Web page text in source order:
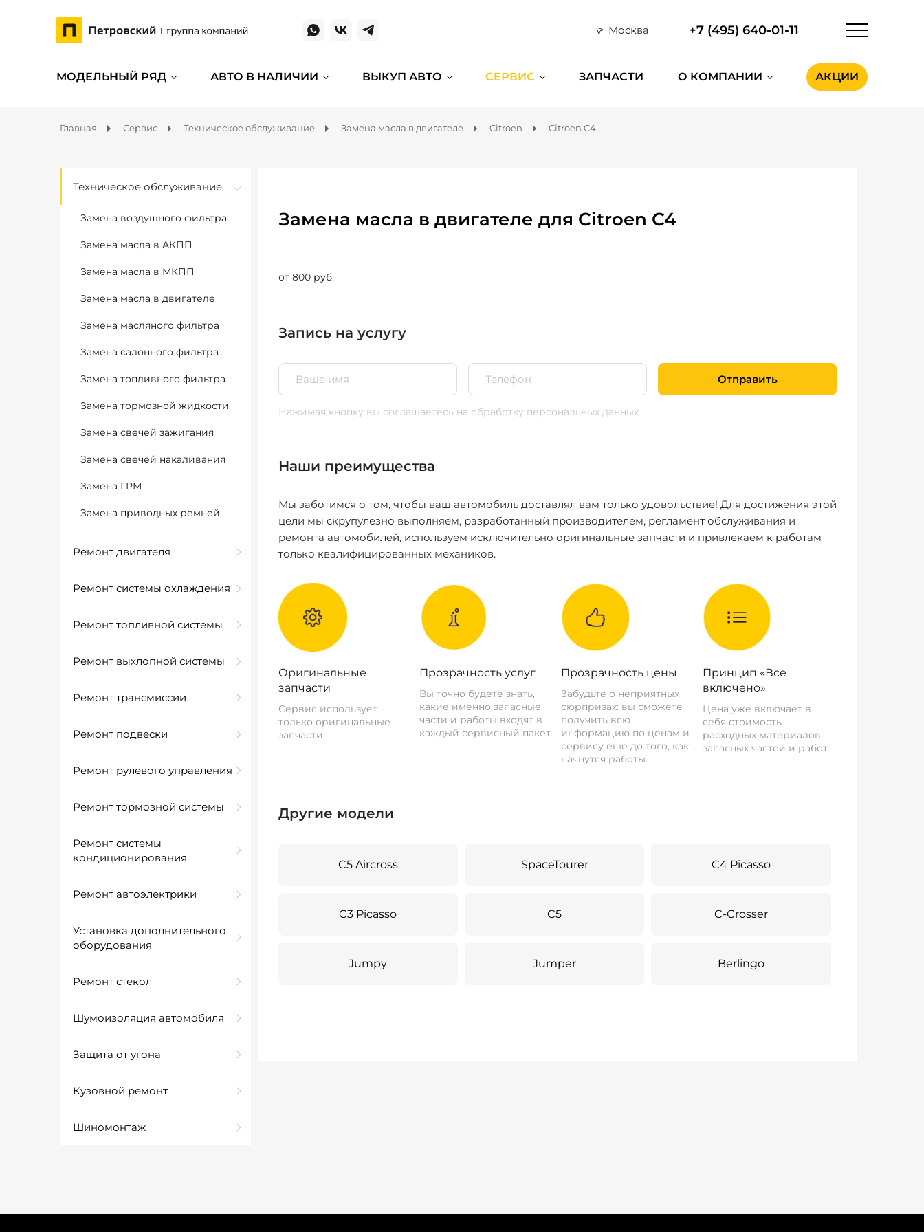
Москва +7 (495) 640-01-11
МОДЕЛЬНЫЙ РЯД АВТО В НАЛИЧИИ ВЫКУП АВТО СЕРВИС ЗАПЧАСТИ О КОМПАНИИ АКЦИИ
Главная Сервис Техническое обслуживание Замена масла в двигателе Citroen Citroen C4
Техническое обслуживание
Замена воздушного фильтра
Замена масла в АКПП
Замена масла в МКПП
Замена масла в двигателе
Замена масляного фильтра
Замена салонного фильтра
Замена топливного фильтра
Замена тормозной жидкости
Замена свечей зажигания
Замена свечей накаливания
Замена ГРМ
Замена приводных ремней
Ремонт двигателя
Ремонт системы охлаждения
Ремонт топливной системы
Ремонт выхлопной системы
Ремонт трансмиссии
Ремонт подвески
Ремонт рулевого управления
Ремонт тормозной системы
Ремонт системы
кондиционирования
Ремонт автоэлектрики
Установка дополнительного
оборудования
Ремонт стекол
Шумоизоляция автомобиля
Защита от угона
Кузовной ремонт
Шиномонтаж
Замена масла в двигателе для Citroen C4
от 800 руб.
Запись на услугу
Отправить
Нажимая кнопку вы соглашаетесь на обработку персональных данных
Наши преимущества
Мы заботимся о том, чтобы ваш автомобиль доставлял вам только удовольствие! Для достижения этой
цели мы скрупулезно выполняем, разработанный производителем, регламент обслуживания и
ремонта автомобилей, используем исключительно оригинальные запчасти и привлекаем к работам
только квалифицированных механиков.
Оригинальные
запчасти
Сервис использует
только оригинальные
запчасти
Прозрачность услуг
Вы точно будете знать,
какие именно запасные
части и работы входят в
каждый сервисный пакет.
Прозрачность цены
Забудьте о неприятных
сюрпризах: вы сможете
получить всю
информацию по ценам и
сервису еще до того, как
начнутся работы.
Принцип «Все
включено»
Цена уже включает в
себя стоимость
расходных материалов,
запасных частей и работ.
Другие модели
C5 Aircross SpaceTourer C4 Picasso
C3 Picasso C5 C-Crosser
Jumpy Jumper Berlingo